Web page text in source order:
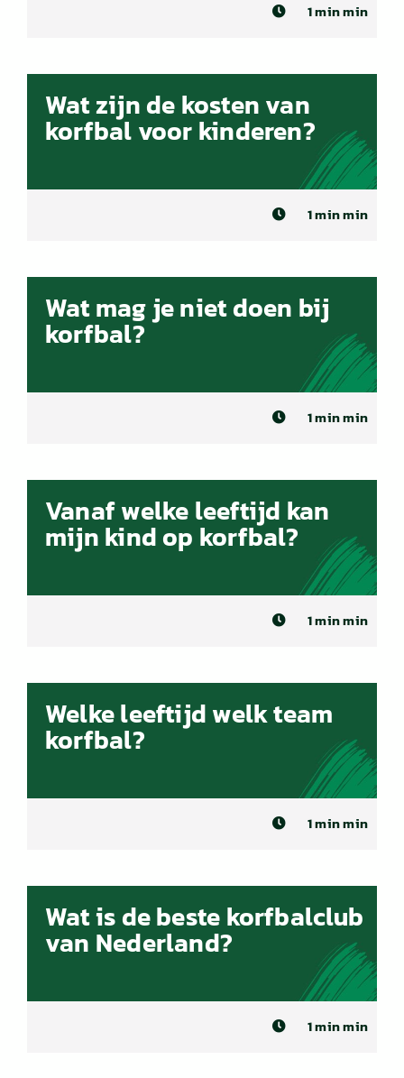
1 min min
Wat zijn de kosten van
korfbal voor kinderen?
1 min min
Wat mag je niet doen bij
korfbal?
1 min min
Vanaf welke leeftijd kan
mijn kind op korfbal?
1 min min
Welke leeftijd welk team
korfbal?
1 min min
Wat is de beste korfbalclub
van Nederland?
1 min min